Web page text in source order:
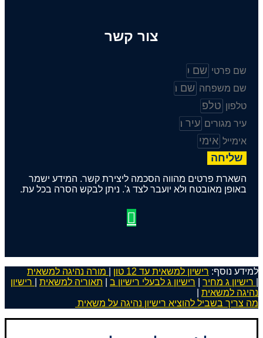
צור קשר
שם פרטי
שם משפחה
טלפון
עיר מגורים
אימייל
שליחה
השארת פרטים מהווה הסכמה ליצירת קשר. המידע ישמר
באופן מאובטח ולא יועבר לצד ג'. ניתן לבקש הסרה בכל עת.
למידע נוסף: רישיון למשאית עד 12 טון
מורה נהיגה למשאית
רישיון ג מחיר רישיון ג לבעלי רישיון ב תאוריה למשאית
רישיון
נהיגה למשאית
מה צריך בשביל להוציא רישיון נהיגה על משאית